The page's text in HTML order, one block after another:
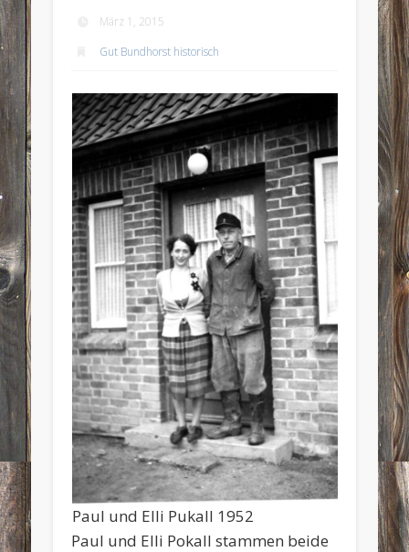
März 1, 2015
Gut Bundhorst historisch
Paul und Elli Pukall 1952
Paul und Elli Pokall stammen beide